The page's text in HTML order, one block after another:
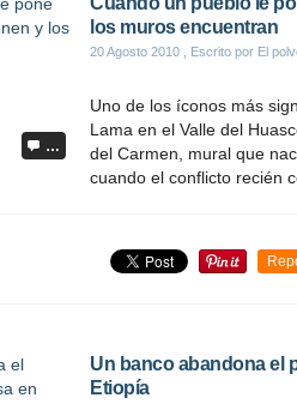
…
los muros encuentran
20 Agosto 2010 , Escrito por El
Uno de los íconos más
Lama en el Valle del
del Carmen, mural que
cuando el conflicto recién
Un banco abandona el
Etiopía